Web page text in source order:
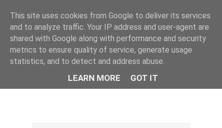
This site uses cookies from Google to deliver its services
and to analyze traffic. Your IP address and user-agent are
shared with Google along with performance and security
metrics to ensure quality of service, generate usage
statistics, and to detect and address abuse.
LEARN MORE GOT IT